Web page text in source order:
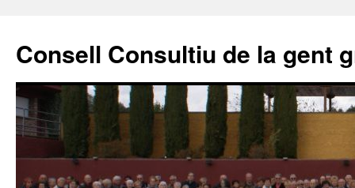
contingut
Consell Consultiu de la gent